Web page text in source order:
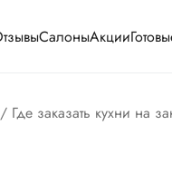
СалоныАкции
/ Где заказать кухни на